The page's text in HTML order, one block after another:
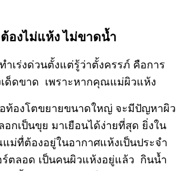
องไม่แห้ง ไม่ขาดน้ำ
ำเร่งด่วนตั้งแต่รู้ว่าตั้งครรภ์ คือการ
ด็ดขาด เพราะหากคุณแม่ผิวแห้ง
อท้องโตขยายขนาดใหญ่ จะมีปัญหาผิว
กเป็นขุย มาเยือนได้ง่ายที่สุด ยิ่งใน
ม่ทื่ต้องอยู่ในอากาศแห้งเป็นประจำ
ร์ตลอด เป็นคนผิวแห้งอยู่แล้ว กินน้ำ